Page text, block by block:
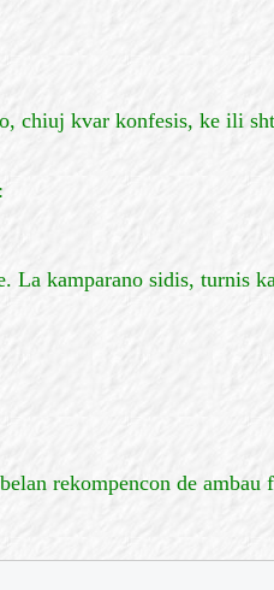
chiuj kvar konfesis, ke ili
kamparano sidis, turnis
rekompencon de